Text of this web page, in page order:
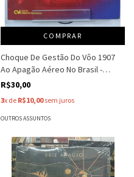
COMPRAR
Choque De Gestão Do Vôo 1907
Ao Apagão Aéreo No Brasil -
Joaquim Gonçalves De Farias
R$30,00
3x de R$10,00sem juros
OUTROS ASSUNTOS